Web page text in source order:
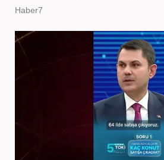
Haber7